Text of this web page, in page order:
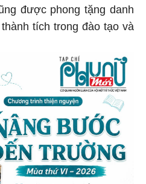
được phong tặng danh
tích trong đào tạo và